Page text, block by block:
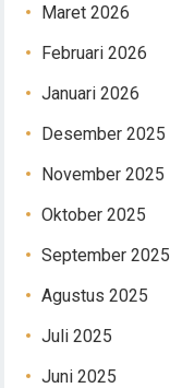
Maret 2026
Februari 2026
Januari 2026
Desember 2025
November 2025
Oktober 2025
September 2025
Agustus 2025
Juli 2025
Juni 2025